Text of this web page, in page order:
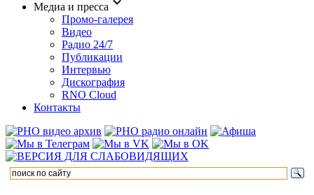
Медиа и пресса
Промо-галерея
Видео
Радио 24/7
Публикации
Интервью
Дискография
RNO Cloud
Контакты